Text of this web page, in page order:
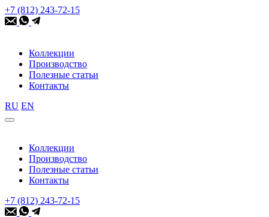
+7 (812) 243-72-15
Коллекции
Производство
Полезные статьи
Контакты
RU EN
Коллекции
Производство
Полезные статьи
Контакты
+7 (812) 243-72-15